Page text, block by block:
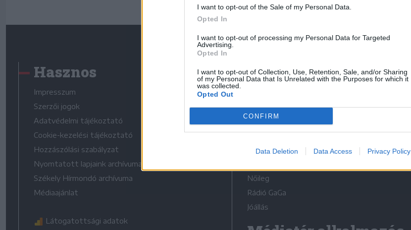
I want to opt-out of the Sale of my Personal Data.
Opted In
I want to opt-out of processing my Personal Data for Targeted
Advertising.
Opted In
I want to opt-out of Collection, Use, Retention, Sale, and/or Sharing
of my Personal Data that Is Unrelated with the Purposes for which it
was collected.
Opted Out
CONFIRM
Data Deletion Data Access Privacy Policy
Hasznos
Impresszum
Szerzői jogok
Adatvédelmi tájékoztató
Cookie-kezelési tájékoztató
Hozzászólási szabályzat
Nyomtatott lapjaink archívuma
Székely Hírmondó archívuma
Médiaajánlat
Látogatottsági adatok
Médiatér
Liget
Krónika
Bihari Napló
Erdélyi Napló
Nőileg
Rádió GaGa
Jóállás